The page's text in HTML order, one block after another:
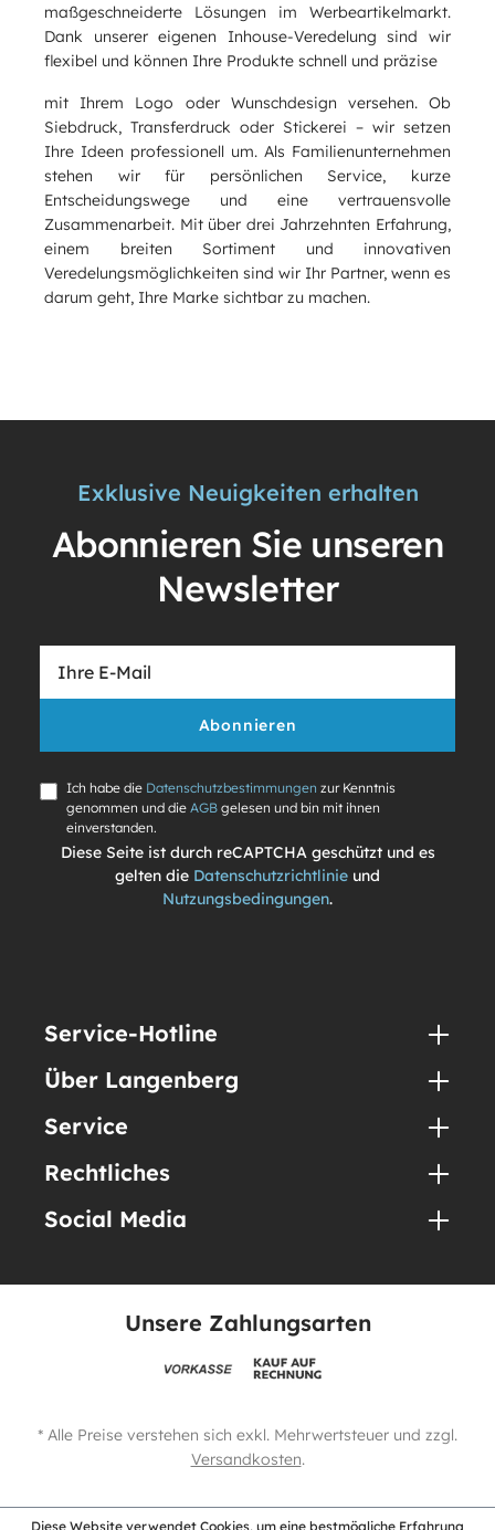
maßgeschneiderte Lösungen im Werbeartikelmarkt.
Dank unserer eigenen Inhouse-Veredelung sind wir
flexibel und können Ihre Produkte schnell und präzise
mit Ihrem Logo oder Wunschdesign versehen. Ob
Siebdruck, Transferdruck oder Stickerei – wir setzen
Ihre Ideen professionell um. Als Familienunternehmen
stehen wir für persönlichen Service, kurze
Entscheidungswege und eine vertrauensvolle
Zusammenarbeit. Mit über drei Jahrzehnten Erfahrung,
einem breiten Sortiment und innovativen
Veredelungsmöglichkeiten sind wir Ihr Partner, wenn es
darum geht, Ihre Marke sichtbar zu machen.
Exklusive Neuigkeiten erhalten
Abonnieren Sie unseren
Newsletter
Abonnieren
Ich habe die Datenschutzbestimmungen zur Kenntnis
genommen und die AGB gelesen und bin mit ihnen
einverstanden.
Diese Seite ist durch reCAPTCHA geschützt und es
gelten die Datenschutzrichtlinie und
Nutzungsbedingungen.
Service-Hotline
Über Langenberg
Service
Rechtliches
Social Media
Unsere Zahlungsarten
* Alle Preise verstehen sich exkl. Mehrwertsteuer und zzgl.
Versandkosten.
Diese Website verwendet Cookies, um eine bestmögliche Erfahrung